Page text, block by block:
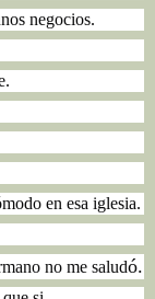
negocios.
en esa iglesia.
no me saludó.